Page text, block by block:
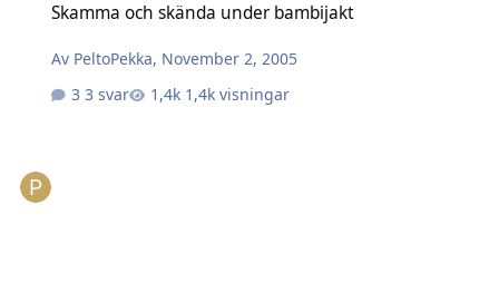
Skamma och skända under bambijakt
Av PeltoPekka, November 2, 2005
3 svar
1,4k visningar